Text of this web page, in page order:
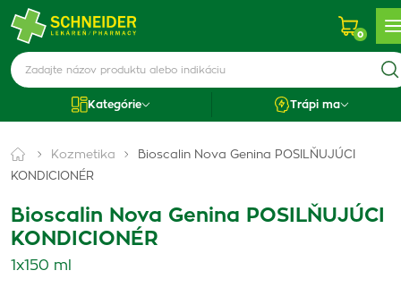
0
Kategórie Trápi ma
Kozmetika
Bioscalin Nova Genina POSILŇUJÚCI
KONDICIONÉR
Bioscalin Nova Genina POSILŇUJÚCI
KONDICIONÉR
1x150 ml